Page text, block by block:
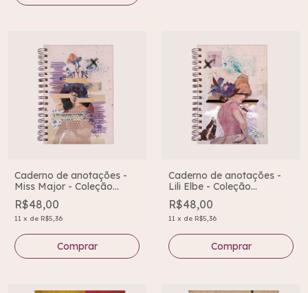
Caderno de anotações -
Miss Major - Coleção
Transcender
R$48,00
11 x de R$5,36
Caderno de anotações -
Lili Elbe - Coleção
Transcender
R$48,00
11 x de R$5,36